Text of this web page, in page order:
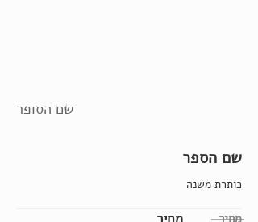
שם הסופר
שם הספר
כותרת משנה
מחיר